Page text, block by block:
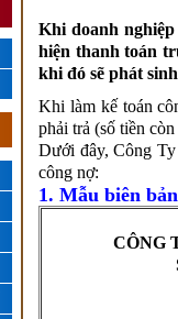
Khi doanh
hiện thanh toán
khi đó sẽ phát
Khi làm kế toán
phải trả (số tiền
Dưới đây, Công
công nợ:
1. Mẫu biên
CÔNG